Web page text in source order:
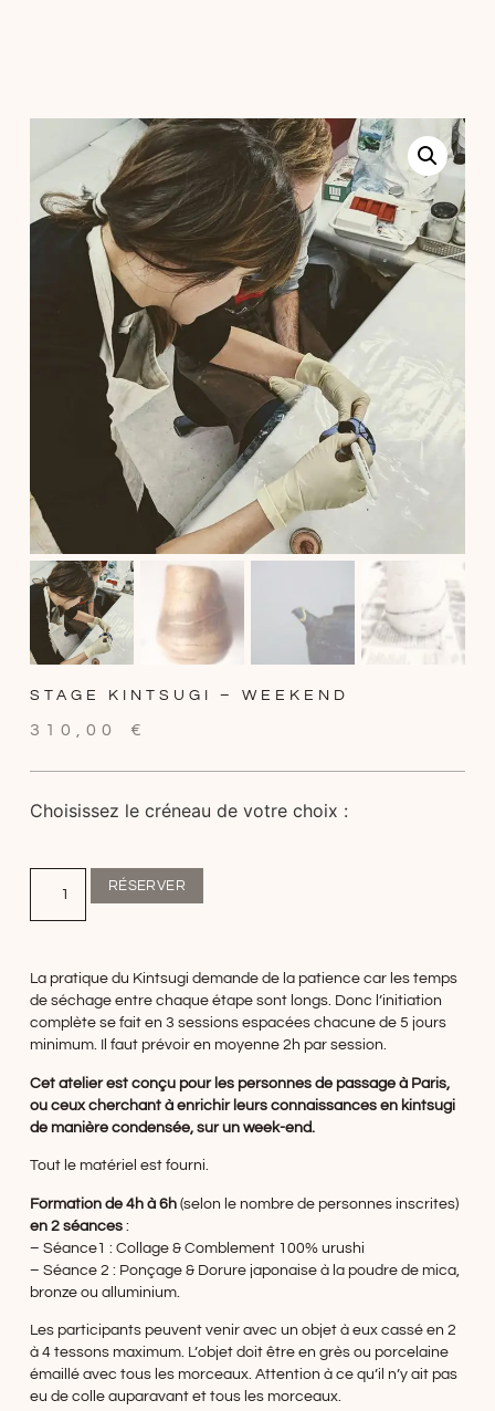
STAGE KINTSUGI – WEEKEND
310,00 €
Choisissez le créneau de votre choix :
RÉSERVER
La pratique du Kintsugi demande de la patience car les temps
de séchage entre chaque étape sont longs. Donc l’initiation
complète se fait en 3 sessions espacées chacune de 5 jours
minimum. Il faut prévoir en moyenne 2h par session.
Cet atelier est conçu pour les personnes de passage à Paris,
ou ceux cherchant à enrichir leurs connaissances en kintsugi
de manière condensée, sur un week-end.
Tout le matériel est fourni.
Formation de 4h à 6h(selon le nombre de personnes inscrites)
en 2 séances:
– Séance1 : Collage & Comblement 100% urushi
– Séance 2 : Ponçage & Dorure japonaise à la poudre de mica,
bronze ou alluminium.
Les participants peuvent venir avec un objet à eux cassé en 2
à 4 tessons maximum. L’objet doit être en grès ou porcelaine
émaillé avec tous les morceaux. Attention à ce qu’il n’y ait pas
eu de colle auparavant et tous les morceaux.